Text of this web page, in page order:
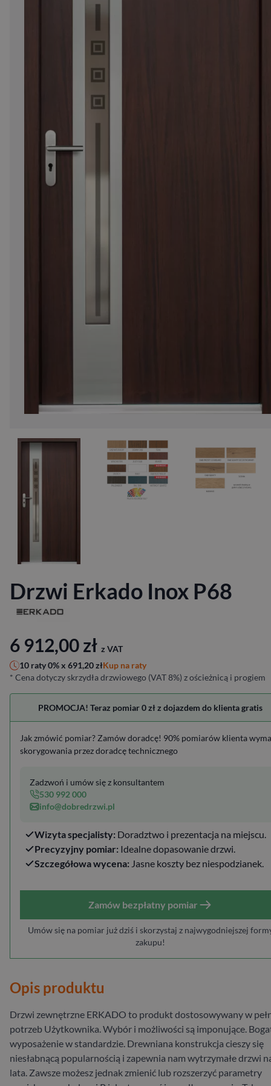
Drzwi Erkado Inox P68
6 912,00zł z VAT
10 raty 0% x 691,20złKup na raty
* Cena dotyczy skrzydła drzwiowego (VAT 8%) z ościeżnicą i progiem
PROMOCJA! Teraz pomiar 0 zł z dojazdem do klienta gratis
Jak zmówić pomiar? Zamów doradcę! 90% pomiarów klienta
skorygowania przez doradcę technicznego
Wizyta specjalisty: Doradztwo i prezentacja na miejscu.
Precyzyjny pomiar: Idealne dopasowanie drzwi.
Szczegółowa wycena: Jasne koszty bez niespodzianek.
Zadzwoń i umów się z konsultantem
530 992 000
info@dobredrzwi.pl
Zamów bezpłatny pomiar
Umów się na pomiar już dziś i skorzystaj z najwygodniejszej
zakupu!
Opis produktu
Drzwi zewnętrzne ERKADO to produkt dostosowywany w
potrzeb Użytkownika. Wybór i możliwości są imponujące.
wyposażenie w standardzie. Drewniana konstrukcja cieszy się
niesłabnącą popularnością i zapewnia nam wytrzymałe drzwi
lata. Zawsze możesz jednak zmienić lub rozszerzyć parametry